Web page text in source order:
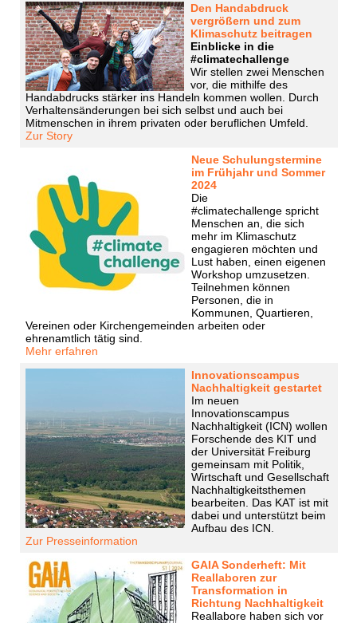
Den Handabdruck
vergrößern und zum
Klimaschutz beitragen
Einblicke in die
#climatechallenge
Wir stellen zwei Menschen
vor, die mithilfe des
Handabdrucks stärker ins Handeln kommen wollen. Durch
Verhaltensänderungen bei sich selbst und auch bei
Mitmenschen in ihrem privaten oder beruflichen Umfeld.
Zur Story
Neue Schulungstermine
im Frühjahr und Sommer
2024
Die
#climatechallenge spricht
Menschen an, die sich
mehr im Klimaschutz
engagieren möchten und
Lust haben, einen eigenen
Workshop umzusetzen.
Teilnehmen können
Personen, die in
Kommunen, Quartieren,
Vereinen oder Kirchengemeinden arbeiten oder
ehrenamtlich tätig sind.
Mehr erfahren
Innovationscampus
Nachhaltigkeit gestartet
Im neuen
Innovationscampus
Nachhaltigkeit (ICN) wollen
Forschende des KIT und
der Universität Freiburg
gemeinsam mit Politik,
Wirtschaft und Gesellschaft
Nachhaltigkeitsthemen
bearbeiten. Das KAT ist mit
dabei und unterstützt beim
Aufbau des ICN.
Zur Presseinformation
GAIA Sonderheft: Mit
Reallaboren zur
Transformation in
Richtung Nachhaltigkeit
Reallabore haben sich vor